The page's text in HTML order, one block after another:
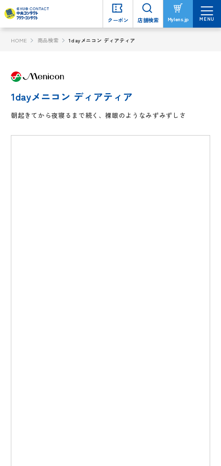
クーポン 店舗検索 Mylens.jp MENU
HOME 商品検索 1dayメニコン ディアティア
1dayメニコン ディアティア
朝起きてから夜寝るまで続く、裸眼のようなみずみずしさ
クーポン 店舗検索 Mylens.jp MENU